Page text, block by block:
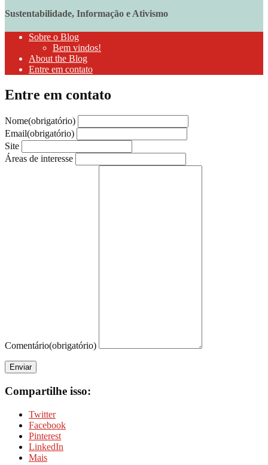
Sustentabilidade, Informação e Ativismo
Sobre o Blog
Bem vindos!
About the Blog
Entre em contato
Entre em contato
Nome(obrigatório)
Email(obrigatório)
Site
Áreas de interesse
Comentário(obrigatório)
Enviar
Compartilhe isso:
Twitter
Facebook
Pinterest
LinkedIn
Mais